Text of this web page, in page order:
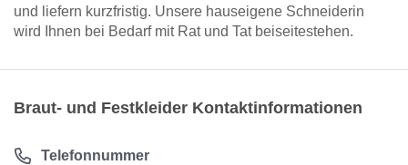
und liefern kurzfristig. Unsere hauseigene Schneiderin
wird Ihnen bei Bedarf mit Rat und Tat beiseitestehen.
Braut- und Festkleider Kontaktinformationen
Telefonnummer